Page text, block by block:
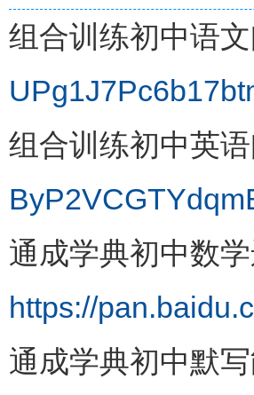
组合训练初中
组合训练初中
通成学典初中
https://
通成学典初中